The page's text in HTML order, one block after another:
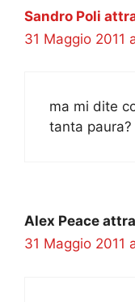
Sandro Poli
31 Maggio 2011
ma mi dite
tanta paura?
Alex Peace
31 Maggio 2011